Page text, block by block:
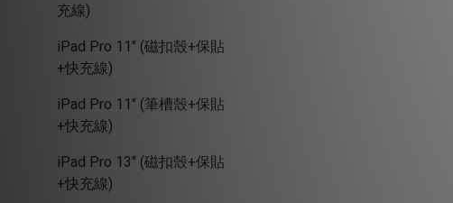
充線)
iPad Pro 11" (磁扣殼+保貼
+快充線)
iPad Pro 11" (筆槽殼+保貼
+快充線)
iPad Pro 13" (磁扣殼+保貼
+快充線)